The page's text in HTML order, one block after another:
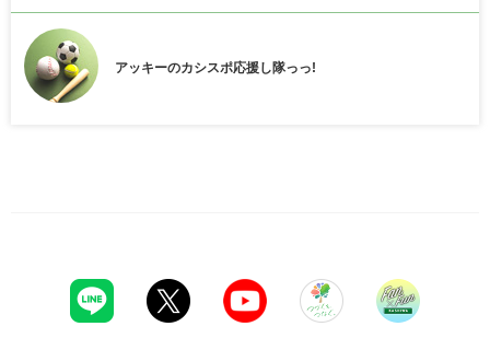
アッキーのカシスポ応援し隊っっ!